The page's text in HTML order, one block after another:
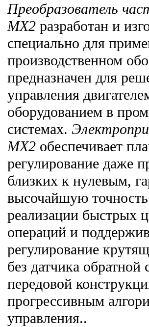
Преобразователь
MX2 разработан и
специально для
производственном
предназначен для
управления
оборудованием в
системах.
MX2 обеспечивает
регулирование даже
близких к нулевым,
высочайшую
реализации быстрых
операций и
регулирование
без датчика обратной
передовой
прогрессивным
управления..